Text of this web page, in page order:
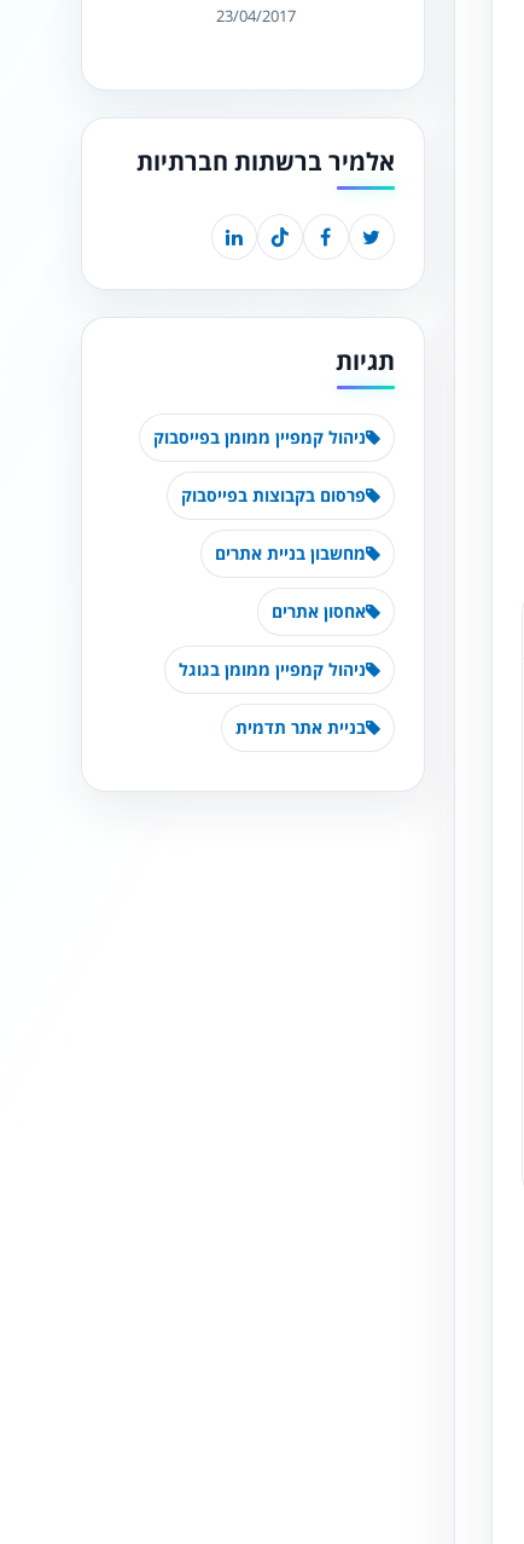
23/04/2017
אלמיר ברשתות חברתיות
תגיות
ניהול קמפיין ממומן בפייסבוק
פרסום בקבוצות בפייסבוק
מחשבון בניית אתרים
אחסון אתרים
ניהול קמפיין ממומן בגוגל
בניית אתר תדמית
נגישות מאת ASM Accessibility